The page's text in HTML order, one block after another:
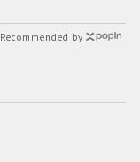
Recommended by